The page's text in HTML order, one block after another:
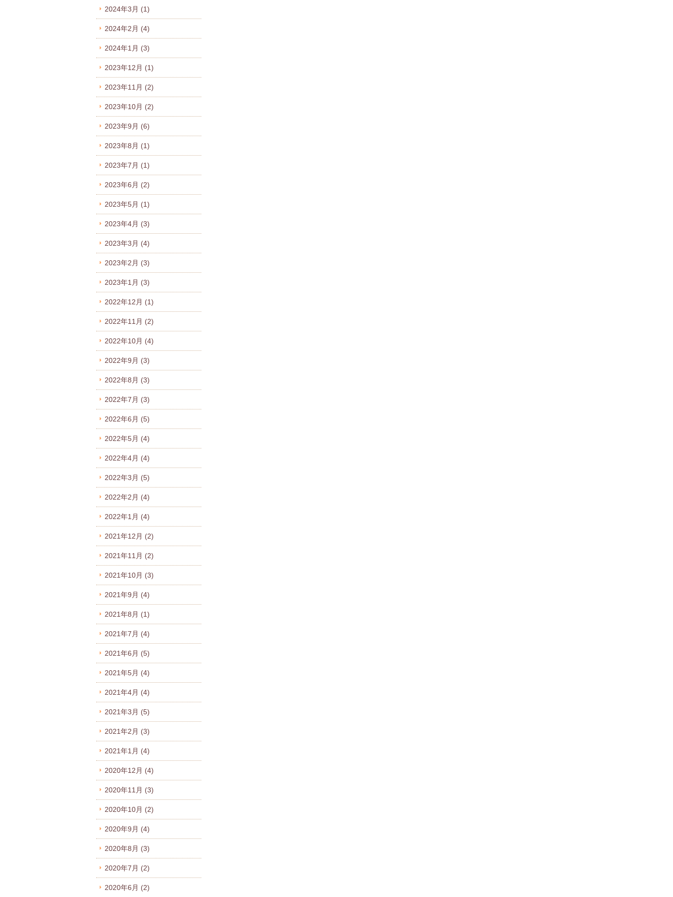
2024年3月 (1)
2024年2月 (4)
2024年1月 (3)
2023年12月 (1)
2023年11月 (2)
2023年10月 (2)
2023年9月 (6)
2023年8月 (1)
2023年7月 (1)
2023年6月 (2)
2023年5月 (1)
2023年4月 (3)
2023年3月 (4)
2023年2月 (3)
2023年1月 (3)
2022年12月 (1)
2022年11月 (2)
2022年10月 (4)
2022年9月 (3)
2022年8月 (3)
2022年7月 (3)
2022年6月 (5)
2022年5月 (4)
2022年4月 (4)
2022年3月 (5)
2022年2月 (4)
2022年1月 (4)
2021年12月 (2)
2021年11月 (2)
2021年10月 (3)
2021年9月 (4)
2021年8月 (1)
2021年7月 (4)
2021年6月 (5)
2021年5月 (4)
2021年4月 (4)
2021年3月 (5)
2021年2月 (3)
2021年1月 (4)
2020年12月 (4)
2020年11月 (3)
2020年10月 (2)
2020年9月 (4)
2020年8月 (3)
2020年7月 (2)
2020年6月 (2)